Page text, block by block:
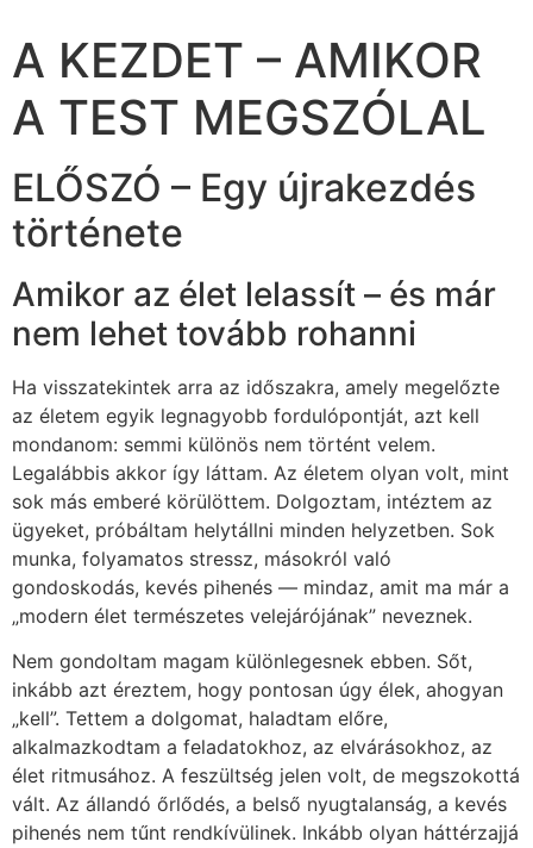
A KEZDET – AMIKOR
A TEST MEGSZÓLAL
ELŐSZÓ – Egy újrakezdés
története
Amikor az élet lelassít – és már
nem lehet tovább rohanni
Ha visszatekintek arra az időszakra, amely megelőzte
az életem egyik legnagyobb fordulópontját, azt kell
mondanom: semmi különös nem történt velem.
Legalábbis akkor így láttam. Az életem olyan volt, mint
sok más emberé körülöttem. Dolgoztam, intéztem az
ügyeket, próbáltam helytállni minden helyzetben. Sok
munka, folyamatos stressz, másokról való
gondoskodás, kevés pihenés — mindaz, amit ma már a
„modern élet természetes velejárójának” neveznek.
Nem gondoltam magam különlegesnek ebben. Sőt,
inkább azt éreztem, hogy pontosan úgy élek, ahogyan
„kell”. Tettem a dolgomat, haladtam előre,
alkalmazkodtam a feladatokhoz, az elvárásokhoz, az
élet ritmusához. A feszültség jelen volt, de megszokottá
vált. Az állandó őrlődés, a belső nyugtalanság, a kevés
pihenés nem tűnt rendkívülinek. Inkább olyan háttérzajjá